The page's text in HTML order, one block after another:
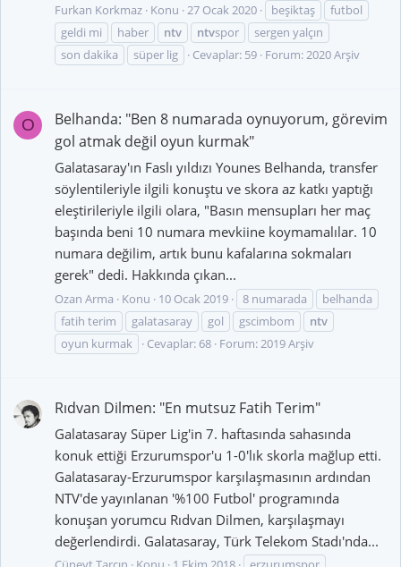
Furkan Korkmaz Konu 27 Ocak 2020 beşiktaş
futbol
geldi mi
haber ntv ntvspor
sergen yalçın
son dakika
süper lig Cevaplar: 59 Forum:2020 Arşiv
O
Belhanda: "Ben 8 numarada oynuyorum, görevim
gol atmak değil oyun kurmak"
Galatasaray'ın Faslı yıldızı Younes Belhanda, transfer
söylentileriyle ilgili konuştu ve skora az katkı yaptığı
eleştirileriyle ilgili olara, "Basın mensupları her maç
başında beni 10 numara mevkiine koymamalılar. 10
numara değilim, artık bunu kafalarına sokmaları
gerek" dedi. Hakkında çıkan...
Ozan Arma Konu 10 Ocak 2019 8 numarada
belhanda
fatih terim
galatasaray gol gscimbom
ntv
oyun kurmak
Cevaplar: 68 Forum: 2019 Arşiv
Rıdvan Dilmen: "En mutsuz Fatih Terim"
Galatasaray Süper Lig'in 7. haftasında sahasında
konuk ettiği Erzurumspor'u 1-0'lık skorla mağlup etti.
Galatasaray-Erzurumspor karşılaşmasının ardından
NTV'de yayınlanan '%100 Futbol' programında
konuşan yorumcu Rıdvan Dilmen, karşılaşmayı
değerlendirdi. Galatasaray, Türk Telekom Stadı'nda...